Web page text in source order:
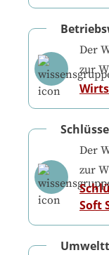
Der
zur
Der
zur
Soft